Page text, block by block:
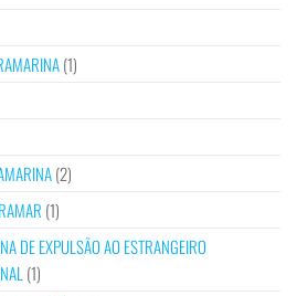
(1)
(2)
(1)
DE EXPULSÃO AO ESTRANGEIRO
(1)